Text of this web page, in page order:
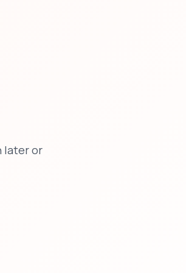
later or